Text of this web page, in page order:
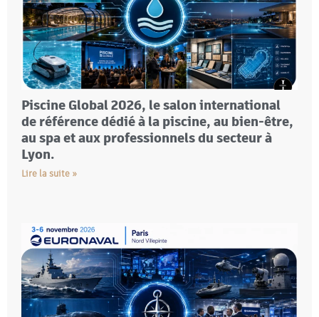
Piscine Global 2026, le salon international
de référence dédié à la piscine, au bien-être,
au spa et aux professionnels du secteur à
Lyon.
Lire la suite »